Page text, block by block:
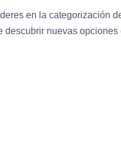
en la categorización
descubrir nuevas